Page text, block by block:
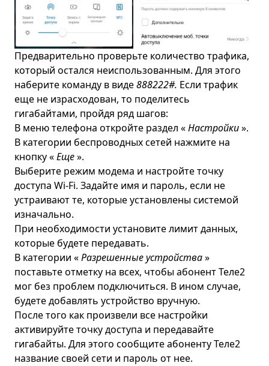
Предварительно проверьте количество трафика,
который остался неиспользованным. Для этого
наберите команду в виде888222#. Если трафик
еще не израсходован, то поделитесь
гигабайтами, пройдя ряд шагов:
В меню телефона откройте раздел «Настройки».
В категории беспроводных сетей нажмите на
кнопку «Еще».
Выберите режим модема и настройте точку
доступа Wi-Fi. Задайте имя и пароль, если не
устраивают те, которые установлены системой
изначально.
При необходимости установите лимит данных,
которые будете передавать.
В категории «Разрешенные устройства»
поставьте отметку на всех, чтобы абонент Теле2
мог без проблем подключиться. В ином случае,
будете добавлять устройство вручную.
После того как произвели все настройки
активируйте точку доступа и передавайте
гигабайты. Для этого сообщите абоненту Теле2
название своей сети и пароль от нее.